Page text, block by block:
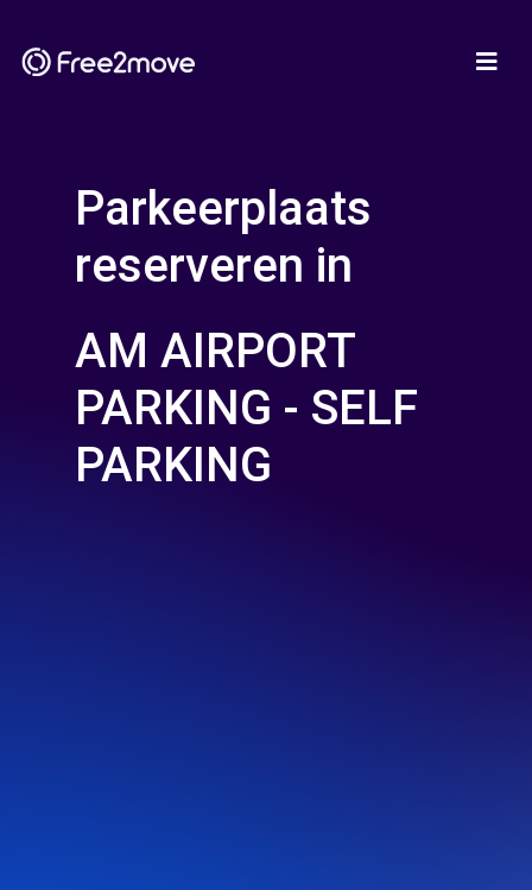
Parkeerplaats
reserveren in
AM AIRPORT
PARKING - SELF
PARKING